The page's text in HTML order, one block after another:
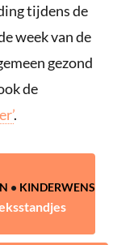
tijdens de
week van de
gezond
de
.
• KINDERWENS